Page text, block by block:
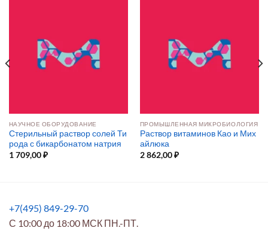
НАУЧНОЕ ОБОРУДОВАНИЕ
Стерильный раствор солей Ти
рода с бикарбонатом натрия
1 709,00₽
ПРОМЫШЛЕННАЯ МИКРОБИОЛОГИЯ
Раствор витаминов Као и Мих
айлюка
2 862,00₽
+7(495) 849-29-70
С 10:00 до 18:00 МСК ПН.-ПТ.